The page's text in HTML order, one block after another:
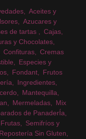
Aceites y
Azucares y
de tartas
Cajas
y Chocolates
Confituras
Cremas
Especies y
Fondant
Frutos
Ingredientes
Mantequilla
Mermeladas
Mix
de PanaderÍa
Semifríos y
Repostería Sin Gluten